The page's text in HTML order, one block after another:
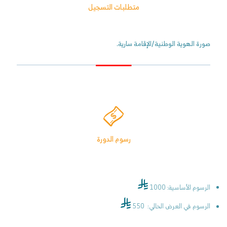
متطلبات التسجيل
صورة الهوية الوطنية/الإقامة سارية.
رسوم الدورة
الرسوم الأساسية: 1000
الرسوم في العرض الحالي: 550